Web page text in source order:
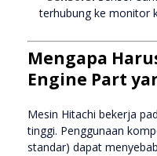
terhubung ke monitor
Mengapa
Engine Part
Mesin Hitachi bekerja
tinggi. Penggunaan
standar) dapat